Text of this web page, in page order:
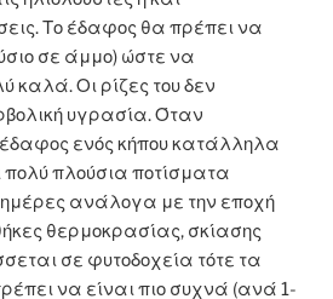
Το έδαφος θα πρέπει να
σε άμμο) ώστε να
καλά. Οι ρίζες του δεν
υγρασία. Όταν
ενός κήπου κατάλληλα
πλούσια ποτίσματα
ανάλογα με την εποχή
θερμοκρασίας, σκίασης
σε φυτοδοχεία τότε τα
να είναι πιο συχνά (ανά 1-